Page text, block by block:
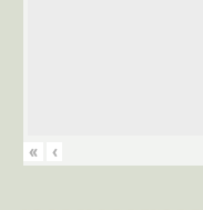
« ‹